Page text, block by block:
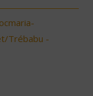
Trébabu -